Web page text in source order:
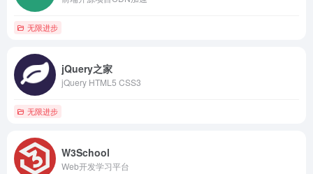
无限进步
jQuery之家
jQuery HTML5 CSS3
无限进步
W3School
Web开发学习平台